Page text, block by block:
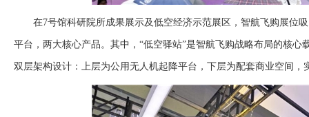
在7号馆科研院所成果展示及低空经济示范展区，智航飞购展位
平台，两大核心产品。其中，“低空驿站”是智航飞购战略布局的核
双层架构设计：上层为公用无人机起降平台，下层为配套商业空间